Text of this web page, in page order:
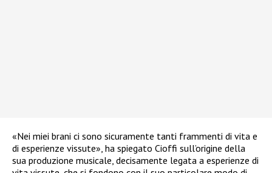
«Nei miei brani ci sono sicuramente tanti frammenti di vita e
di esperienze vissute», ha spiegato Cioffi sull’origine della
sua produzione musicale, decisamente legata a esperienze di